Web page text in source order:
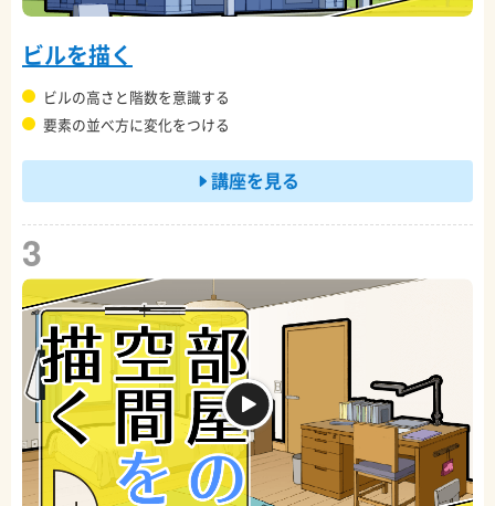
ビルを描く
ビルの高さと階数を意識する
要素の並べ方に変化をつける
講座を見る
3